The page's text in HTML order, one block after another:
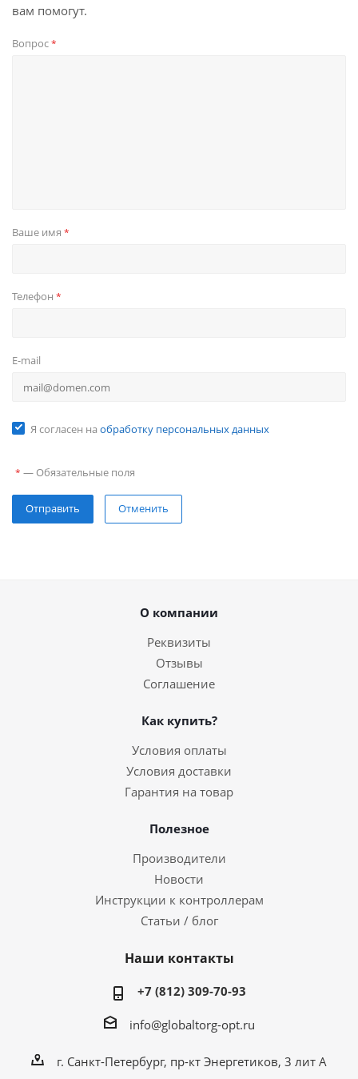
вам помогут.
Вопрос*
Ваше имя *
Телефон *
E-mail
Я согласен на обработку персональных данных
* — Обязательные поля
Отправить Отменить
О компании
Реквизиты
Отзывы
Соглашение
Как купить?
Условия оплаты
Условия доставки
Гарантия на товар
Полезное
Производители
Новости
Инструкции к контроллерам
Статьи / блог
Наши контакты
+7 (812) 309-70-93
info@globaltorg-opt.ru
г. Санкт-Петербург, пр-кт Энергетиков, 3 лит А